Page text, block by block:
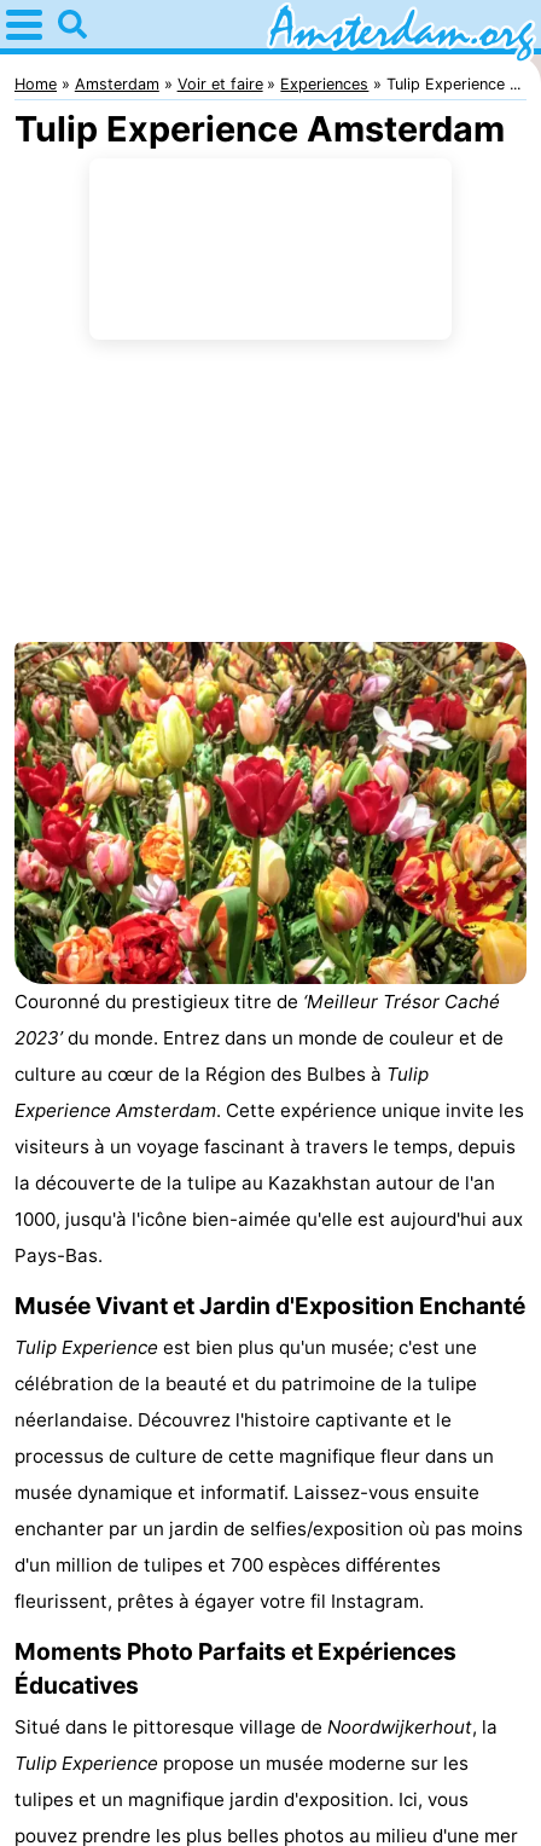
Home
Amsterdam
Itinéraires
Het
Amsterdamse
Bos
-
Spaarnwoude
Hôtels
Last
minutes
Musées
Attractions
Choses
à
Lieux
Musées
-
Monuments
Églises
-
vue
Croisières
-
&
Visites
-
Faire
du
vélo
-
Randonnée
Divertissement
Vie
Home Amsterdam Voir et faire Experiences Tulip Experience ...
Tulip Experience Amsterdam
Couronné du prestigieux titre de ‘Meilleur Trésor Caché
2023’du monde. Entrez dans un monde de couleur et de
culture au cœur de la Région des Bulbes à Tulip
Experience Amsterdam. Cette expérience unique invite les
visiteurs à un voyage fascinant à travers le temps, depuis
la découverte de la tulipe au Kazakhstan autour de l'an
1000, jusqu'à l'icône bien-aimée qu'elle est aujourd'hui aux
Pays-Bas.
Musée Vivant et Jardin d'Exposition Enchanté
Tulip Experience est bien plus qu'un musée; c'est une
célébration de la beauté et du patrimoine de la tulipe
néerlandaise. Découvrez l'histoire captivante et le
processus de culture de cette magnifique fleur dans un
musée dynamique et informatif. Laissez-vous ensuite
enchanter par un jardin de selfies/exposition où pas moins
d'un million de tulipes et 700 espèces différentes
fleurissent, prêtes à égayer votre fil Instagram.
Moments Photo Parfaits et Expériences
Éducatives
Situé dans le pittoresque village de Noordwijkerhout, la
Tulip Experience propose un musée moderne sur les
tulipes et un magnifique jardin d'exposition. Ici, vous
pouvez prendre les plus belles photos au milieu d'une mer